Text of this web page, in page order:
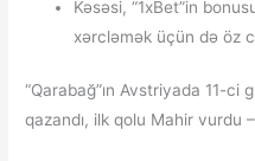
Kəsəsi, “1xBet”in
xərcləmək üçün də öz
“Qarabağ”ın Avstriyada 11-ci
qazandı, ilk qolu Mahir vurdu